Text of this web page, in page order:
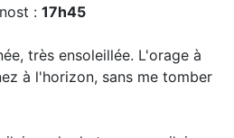
: 17h45
très ensoleillée. L'orage à
à l'horizon, sans me tomber